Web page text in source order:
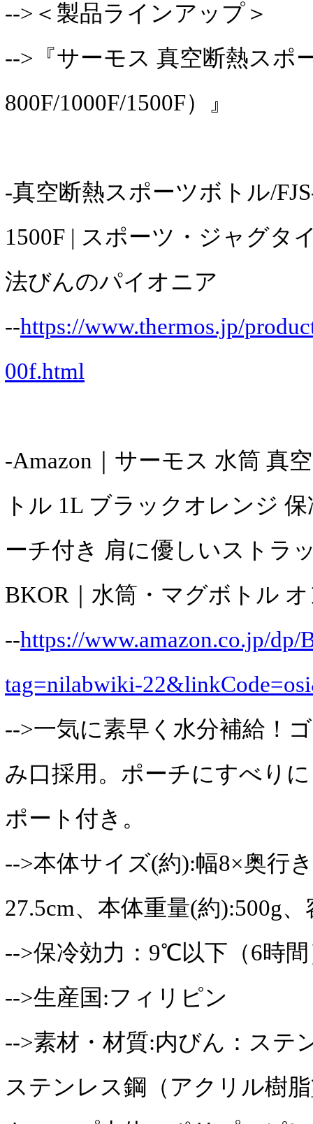
-->＜製品ラインアップ＞
-->『サーモス 真空断熱スポ
800F/1000F/1500F）』
-真空断熱スポーツボトル/
1500F | スポーツ・ジャグタ
法びんのパイオニア
--https://www.thermos.jp/
00f.html
-Amazon｜サーモス 水筒 真
トル 1L ブラックオレンジ
ーチ付き 肩に優しいストラ
BKOR｜水筒・マグボトル
--https://www.amazon.co.jp/dp/
tag=nilabwiki-
-->一気に素早く水分補給！
み口採用。ポーチにすべり
ポート付き。
-->本体サイズ(約):幅8×奥行
27.5cm、本体重量(約):500g
-->保冷効力：9℃以下（6時
-->生産国:フィリピン
-->素材・材質:内びん：ステ
ステンレス鋼（アクリル樹